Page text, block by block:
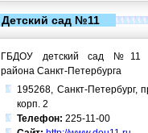
Детский сад №11
ГБДОУ детский сад №11
района Санкт-Петербурга
195268, Санкт-Петербург,
корп. 2
Телефон: 225-11-00